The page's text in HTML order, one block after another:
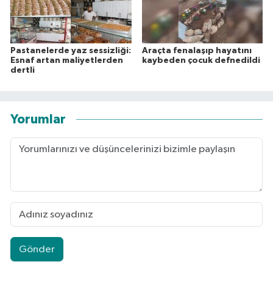
Pastanelerde yaz sessizliği:
Esnaf artan maliyetlerden
dertli
Araçta fenalaşıp hayatını
kaybeden çocuk defnedildi
Yorumlar
Gönder